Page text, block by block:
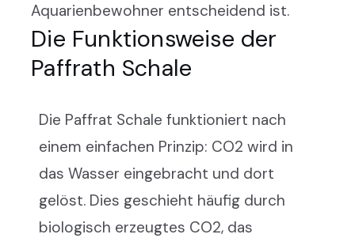
Aquarienbewohner entscheidend ist.
Die Funktionsweise der
Paffrath Schale
Die Paffrat Schale funktioniert nach
einem einfachen Prinzip: CO2 wird in
das Wasser eingebracht und dort
gelöst. Dies geschieht häufig durch
biologisch erzeugtes CO2, das